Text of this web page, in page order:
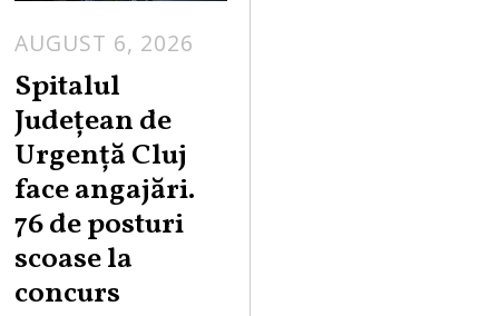
AUGUST 6, 2026
Spitalul
Județean de
Urgență Cluj
face angajări.
76 de posturi
scoase la
concurs